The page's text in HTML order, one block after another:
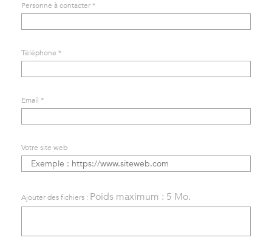
Personne à contacter *
Téléphone *
Email *
Votre site web
Ajouter des fichiers : Poids maximum : 5 Mo.